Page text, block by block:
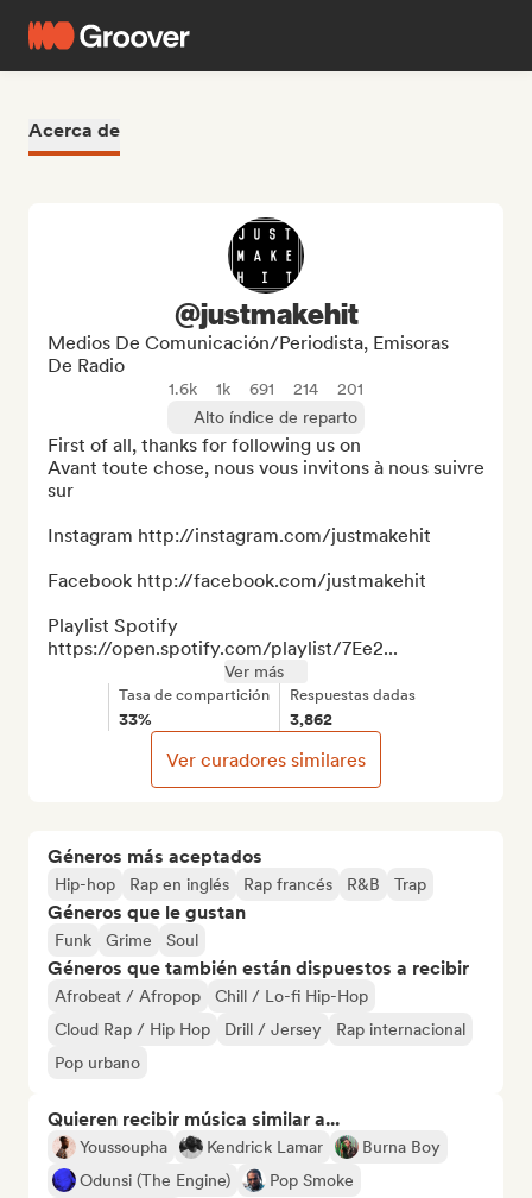
Acerca de
Géneros más aceptados
Hip-hop Rap en inglés Rap francés R&B Trap
Géneros que le gustan
Funk Grime Soul
Géneros que también están dispuestos a recibir
Afrobeat / Afropop
Chill / Lo-fi Hip-Hop
Cloud Rap / Hip Hop
Drill / Jersey
Rap internacional
Pop urbano
Quieren recibir música similar a...
Youssoupha Kendrick Lamar
Burna Boy
Odunsi (The Engine)
Pop Smoke
@justmakehit
Medios De Comunicación/Periodista, Emisoras
De Radio
1.6k 1k 691 214
201
Alto índice de reparto
First of all, thanks for following us on
Avant toute chose, nous vous invitons à nous suivre
sur
Instagram http://instagram.com/justmakehit
Facebook http://facebook.com/justmakehit
Playlist Spotify
https://open.spotify.com/playlist/7Ee2...
Ver más
Tasa de compartición
33%
Respuestas dadas
3,862
Ver curadores similares